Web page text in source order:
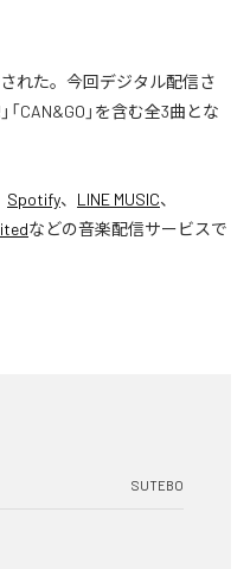
された。今回デジタル配信さ
「CAN&GO」を含む全3曲とな
Spotify、 LINE MUSIC、
などの音楽配信サービスで
SUTEBO